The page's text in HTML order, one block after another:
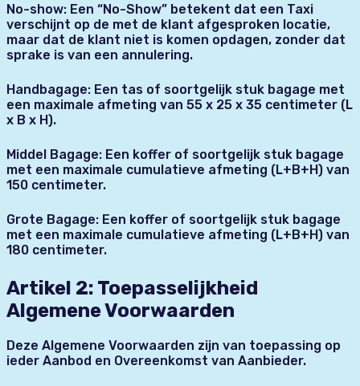
No-show: Een “No-Show” betekent dat een Taxi
verschijnt op de met de klant afgesproken locatie,
maar dat de klant niet is komen opdagen, zonder dat
sprake is van een annulering.
Handbagage: Een tas of soortgelijk stuk bagage met
een maximale afmeting van 55 x 25 x 35 centimeter (L
x B x H).
Middel Bagage: Een koffer of soortgelijk stuk bagage
met een maximale cumulatieve afmeting (L+B+H) van
150 centimeter.
Grote Bagage: Een koffer of soortgelijk stuk bagage
met een maximale cumulatieve afmeting (L+B+H) van
180 centimeter.
Artikel 2: Toepasselijkheid
Algemene Voorwaarden
Deze Algemene Voorwaarden zijn van toepassing op
ieder Aanbod en Overeenkomst van Aanbieder.